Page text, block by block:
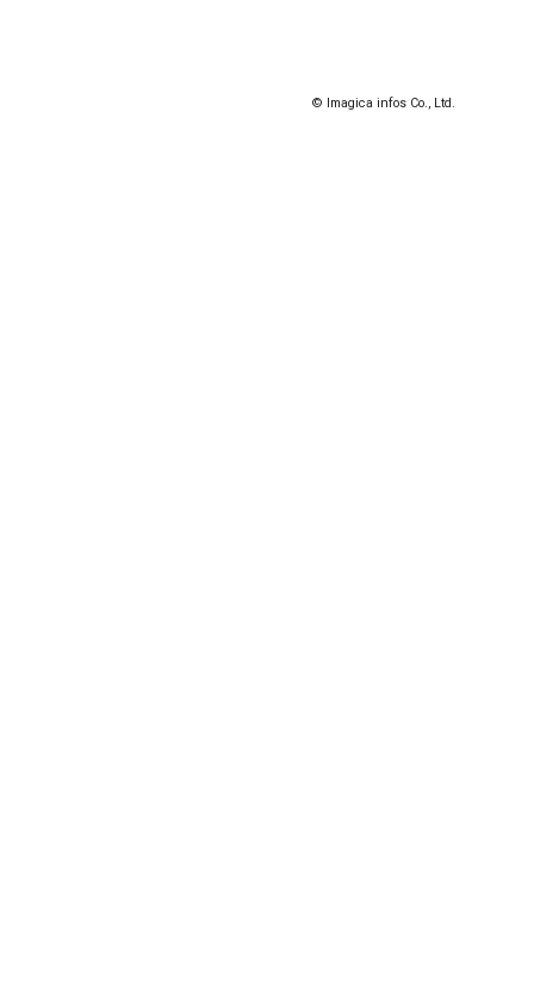
© Imagica infos Co., Ltd.